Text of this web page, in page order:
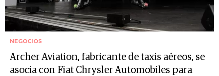
NEGOCIOS
Archer Aviation, fabricante de taxis aéreos, se
asocia con Fiat Chrysler Automobiles para